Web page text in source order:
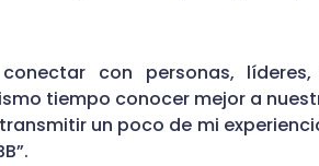
con personas,
tiempo conocer mejor a
un poco de mi